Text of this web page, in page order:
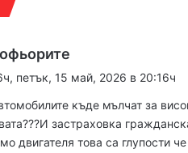
16:10ч, четвъртък, 6 август, 2026
а
а
петък, 15 май, 2026 в 20:16ч
къде мълчат за
застраховка
двигателя това са глупости